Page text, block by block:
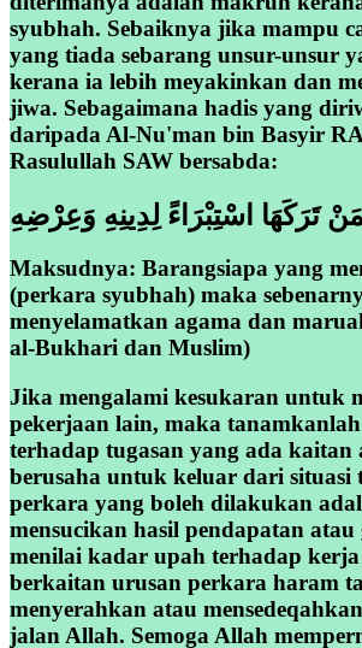
syubhah. Sebaiknya jika mampu
yang tiada sebarang unsur-unsur
kerana ia lebih meyakinkan dan
jiwa. Sebagaimana hadis yang
daripada Al-Nu'man bin Basyir
Rasulullah SAW bersabda:
تَرَكَهَا اسْتِبْرَاءً لِدِينِهِ وَعِرْضِهِ
Maksudnya: Barangsiapa yang
(perkara syubhah) maka
menyelamatkan agama dan
al-Bukhari dan Muslim)
Jika mengalami kesukaran untuk
pekerjaan lain, maka
terhadap tugasan yang ada kaitan
berusaha untuk keluar dari situasi
perkara yang boleh dilakukan
mensucikan hasil pendapatan atau
menilai kadar upah terhadap
berkaitan urusan perkara haram
menyerahkan atau
jalan Allah. Semoga Allah